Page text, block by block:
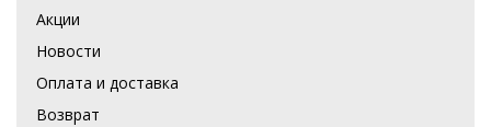
Акции
Новости
Оплата и доставка
Возврат